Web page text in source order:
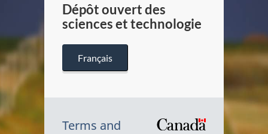
Dépôt ouvert des
sciences et technologie
Français
Terms and